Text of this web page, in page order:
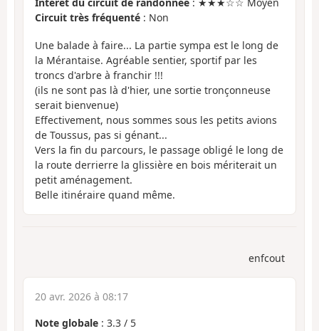
Circuit très fréquenté : Non
Une balade à faire... La partie sympa est le long de
la Mérantaise. Agréable sentier, sportif par les
troncs d'arbre à franchir !!!
(ils ne sont pas là d'hier, une sortie tronçonneuse
serait bienvenue)
Effectivement, nous sommes sous les petits avions
de Toussus, pas si génant...
Vers la fin du parcours, le passage obligé le long de
la route derrierre la glissière en bois mériterait un
petit aménagement.
Belle itinéraire quand même.
enfcout
20 avr. 2026 à 08:17
Note globale : 3.3 / 5